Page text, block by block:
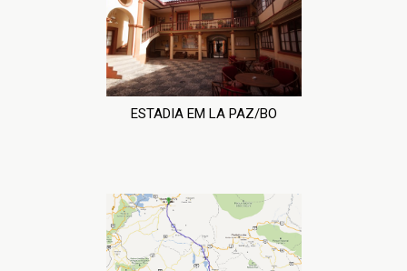
ESTADIA EM LA PAZ/BO